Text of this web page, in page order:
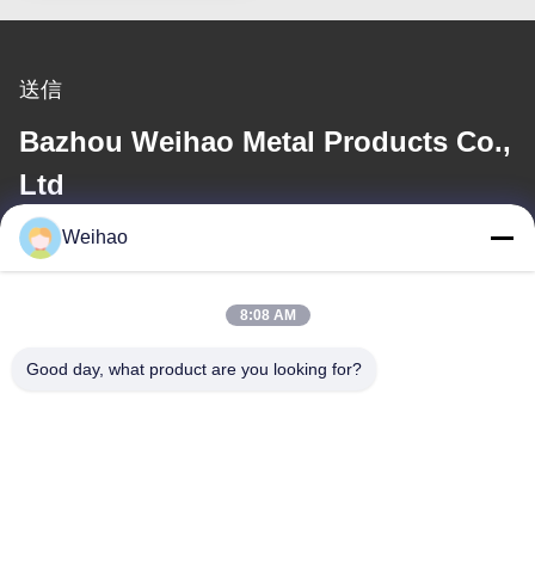
送信
Bazhou Weihao Metal Products Co.,
Ltd
電子メール
Weihao
8:08 AM
Good day, what product are you looking for?